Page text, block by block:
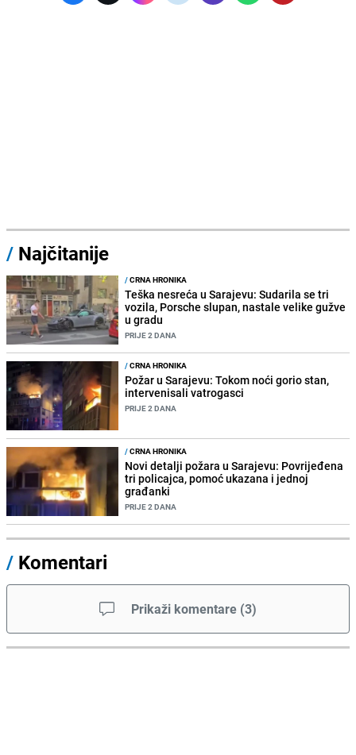
/ Najčitanije
/CRNA HRONIKA
Teška nesreća u Sarajevu: Sudarila se tri
vozila, Porsche slupan, nastale velike gužve
u gradu
PRIJE 2 DANA
/CRNA HRONIKA
Požar u Sarajevu: Tokom noći gorio stan,
intervenisali vatrogasci
PRIJE 2 DANA
/CRNA HRONIKA
Novi detalji požara u Sarajevu: Povrijeđena
tri policajca, pomoć ukazana i jednoj
građanki
PRIJE 2 DANA
/ Komentari
Prikaži komentare (3)